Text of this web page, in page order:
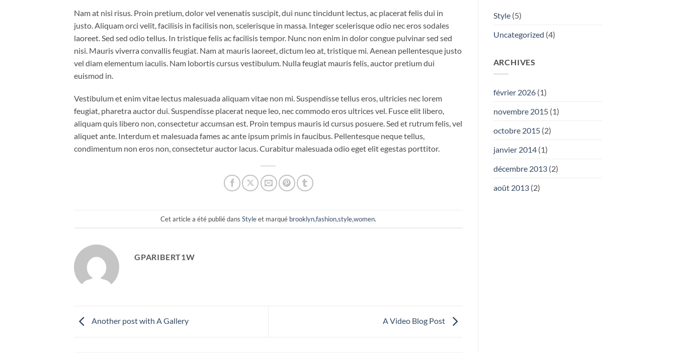
Nam at nisi risus. Proin pretium, dolor vel venenatis suscipit, dui nunc tincidunt lectus, ac placerat felis dui in
justo. Aliquam orci velit, facilisis in facilisis non, scelerisque in massa. Integer scelerisque odio nec eros sodales
laoreet. Sed sed odio tellus. In tristique felis ac facilisis tempor. Nunc non enim in dolor congue pulvinar sed sed
nisi. Mauris viverra convallis feugiat. Nam at mauris laoreet, dictum leo at, tristique mi. Aenean pellentesque justo
vel diam elementum iaculis. Nam lobortis cursus vestibulum. Nulla feugiat mauris felis, auctor pretium dui
euismod in.
Vestibulum et enim vitae lectus malesuada aliquam vitae non mi. Suspendisse tellus eros, ultricies nec lorem
feugiat, pharetra auctor dui. Suspendisse placerat neque leo, nec commodo eros ultrices vel. Fusce elit libero,
aliquam quis libero non, consectetur accumsan est. Proin tempus mauris id cursus posuere. Sed et rutrum felis, vel
aliquet ante. Interdum et malesuada fames ac ante ipsum primis in faucibus. Pellentesque neque tellus,
condimentum non eros non, consectetur auctor lacus. Curabitur malesuada odio eget elit egestas porttitor.
Cet article a été publié dans Styleet marqué brooklyn,fashion,style,women.
GPARIBERT1W
Another post with A Gallery A Video Blog Post
Style(5)
Uncategorized (4)
ARCHIVES
février 2026(1)
novembre 2015(1)
octobre 2015(2)
janvier 2014(1)
décembre 2013(2)
août 2013(2)